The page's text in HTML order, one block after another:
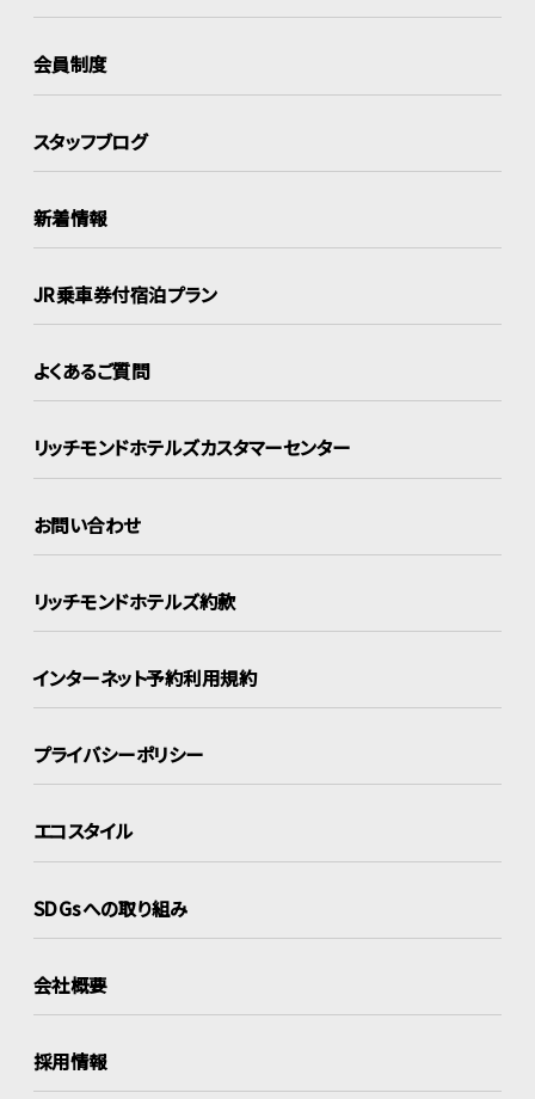
会員制度
スタッフブログ
新着情報
JR乗車券付宿泊プラン
よくあるご質問
リッチモンドホテルズカスタマーセンター
お問い合わせ
リッチモンドホテルズ約款
インターネット予約利用規約
プライバシーポリシー
エコスタイル
SDGsへの取り組み
会社概要
採用情報